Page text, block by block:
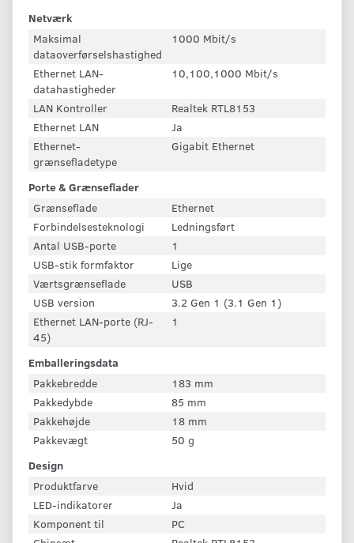
Netværk
Maksimal
dataoverførselshastighed
1000 Mbit/s
Ethernet LAN-
datahastigheder
10,100,1000 Mbit/s
LAN Kontroller
Realtek RTL8153
Ethernet LAN
Ja
Ethernet-
grænsefladetype
Gigabit Ethernet
Porte & Grænseflader
Grænseflade
Ethernet
Forbindelsesteknologi
Ledningsført
Antal USB-porte
1
USB-stik formfaktor
Lige
Værtsgrænseflade
USB
USB version
3.2 Gen 1 (3.1 Gen 1)
Ethernet LAN-porte (RJ-
45)
1
Emballeringsdata
Pakkebredde
183 mm
Pakkedybde
85 mm
Pakkehøjde
18 mm
Pakkevægt
50 g
Design
Produktfarve
Hvid
LED-indikatorer
Ja
Komponent til
PC